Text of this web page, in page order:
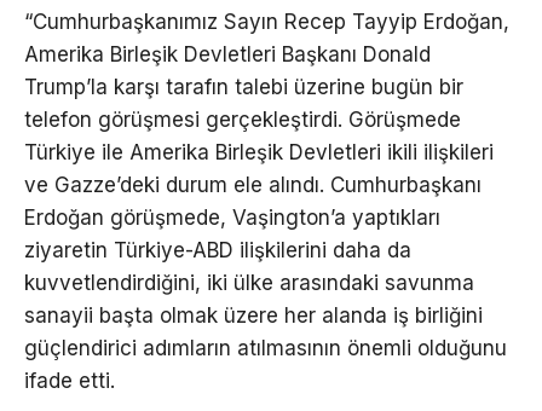
“Cumhurbaşkanımız Sayın Recep Tayyip Erdoğan,
Amerika Birleşik Devletleri Başkanı Donald
Trump’la karşı tarafın talebi üzerine bugün bir
telefon görüşmesi gerçekleştirdi. Görüşmede
Türkiye ile Amerika Birleşik Devletleri ikili ilişkileri
ve Gazze’deki durum ele alındı. Cumhurbaşkanı
Erdoğan görüşmede, Vaşington’a yaptıkları
ziyaretin Türkiye-ABD ilişkilerini daha da
kuvvetlendirdiğini, iki ülke arasındaki savunma
sanayii başta olmak üzere her alanda iş birliğini
güçlendirici adımların atılmasının önemli olduğunu
ifade etti.